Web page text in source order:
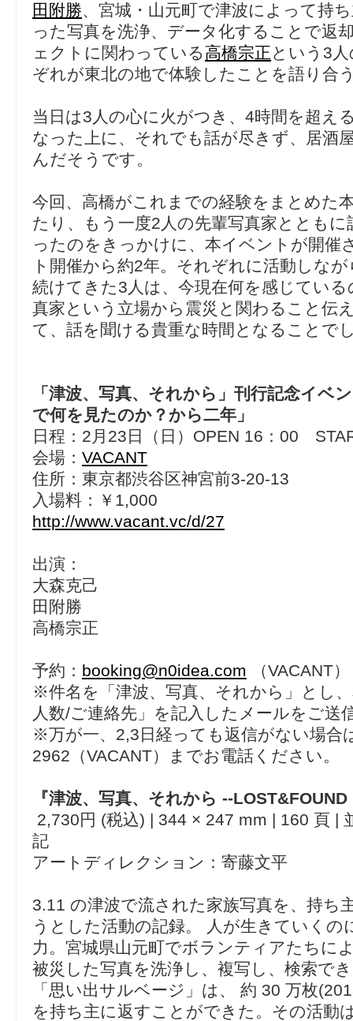
田附勝、宮城・山元町で津波によって持
った写真を洗浄、データ化することで返
ェクトに関わっている高橋宗正という3
ぞれが東北の地で体験したことを語り合
当日は3人の心に火がつき、4時間を超え
なった上に、それでも話が尽きず、居酒
んだそうです。
今回、高橋がこれまでの経験をまとめた
たり、もう一度2人の先輩写真家ととも
ったのをきっかけに、本イベントが開催
ト開催から約2年。それぞれに活動しな
続けてきた3人は、今現在何を感じてい
真家という立場から震災と関わること伝
て、話を聞ける貴重な時間となることで
「津波、写真、それから」刊行記念イベ
で何を見たのか？から二年」
日程：2月23日（日）OPEN 16：00
会場： VACANT
住所：東京都渋谷区神宮前3-20-13
入場料：￥1,000
http://www.vacant.vc/d/27
出演：
大森克己
田附勝
高橋宗正
予約： booking@n0idea.com （VACANT）
※件名を「津波、写真、それから」とし
人数/ご連絡先」を記入したメールをご送
※万が一、2,3日経っても返信がない場合
2962（VACANT）までお電話ください。
『津波、写真、それから --
2,730円 (税込) | 344 × 247 mm | 160 頁 |
記
アートディレクション：寄藤文平
3.11 の津波で流された家族写真を、持ち
うとした活動の記録。 人が生きていくの
力。宮城県山元町でボランティアたちに
被災した写真を洗浄し、複写し、検索で
「思い出サルベージ」は、 約 30 万枚
を持ち主に返すことができた。その活動